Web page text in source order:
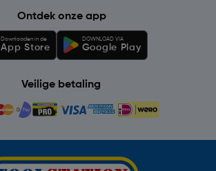
Ontdek onze app
Downloaden in de
App Store
DOWNLOAD VIA
Google Play
Veilige betaling